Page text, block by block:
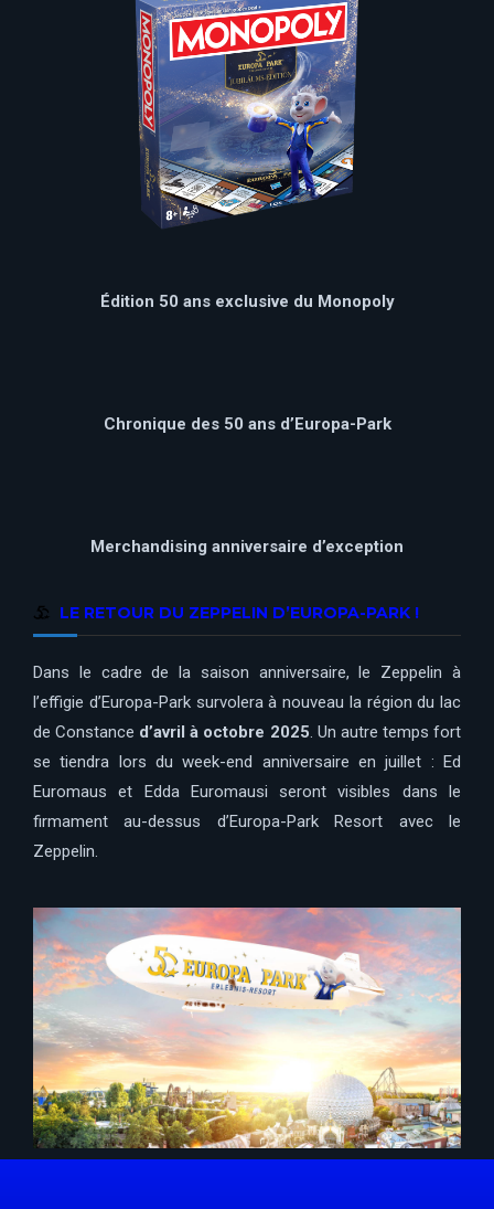
Édition 50 ans exclusive du Monopoly
Chronique des 50 ans d’Europa-Park
Merchandising anniversaire d’exception
LE RETOUR DU ZEPPELIN D’EUROPA-PARK !
Dans le cadre de la saison anniversaire, le Zeppelin à
l’effigie d’Europa-Park survolera à nouveau la région du lac
de Constance d’avril à octobre 2025. Un autre temps fort
se tiendra lors du week-end anniversaire en juillet : Ed
Euromaus et Edda Euromausi seront visibles dans le
firmament au-dessus d’Europa-Park Resort avec le
Zeppelin.